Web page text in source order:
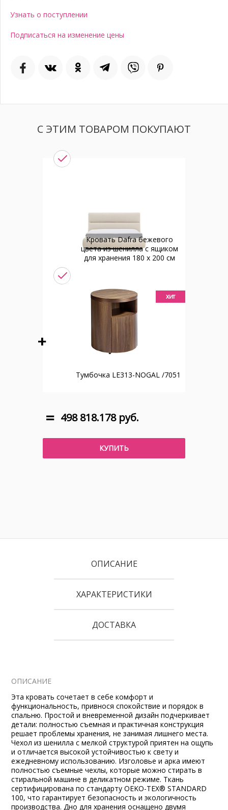
Узнать о поступлении
Подписаться на изменение цены
С ЭТИМ ТОВАРОМ ПОКУПАЮТ
Кровать Dafra бежевого
цвета из шенилла с ящиком
для хранения 180 х 200 см
хит
Тумбочка LE313-NOGAL /7051
498 818.178 руб.
КУПИТЬ
ОПИСАНИЕ
ХАРАКТЕРИСТИКИ
ДОСТАВКА
ОПИСАНИЕ
Эта кровать сочетает в себе комфорт и
функциональность, привнося спокойствие и порядок в
спальню. Простой и вневременной дизайн подчеркивает
детали: полностью съемная и практичная конструкция
решает проблемы хранения, не занимая лишнего места.
Чехол из шенилла с мелкой структурой приятен на ощупь
и отличается высокой устойчивостью к свету и
ежедневному использованию. Изголовье и арка имеют
полностью съемные чехлы, которые можно стирать в
стиральной машине в деликатном режиме. Ткань
сертифицирована по стандарту OEKO-TEX® STANDARD
100, что гарантирует безопасность и экологичность
производства. Дно для хранения оснащено двумя